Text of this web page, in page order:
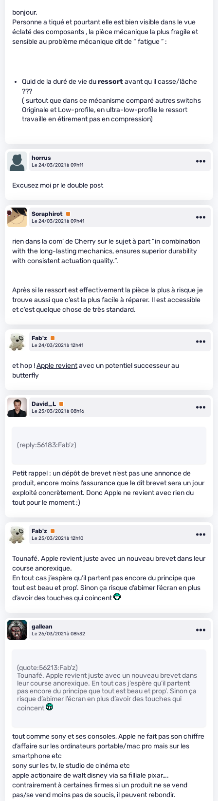
bonjour,
Personne a tiqué et pourtant elle est bien visible dans le vue
éclaté des composants , la pièce mécanique la plus fragile et
sensible au problème mécanique dit de “ fatigue ” :
Quid de la duré de vie duressortavant qu il casse/lâche
???
( surtout que dans ce mécanisme comparé autres switchs
Originale et Low-profile, en ultra-low-profile le ressort
travaille en étirement pas en compression)
horrus
Le 24/03/2021 à 09h11
Excusez moi pr le double post
Soraphirot Premium
Le 24/03/2021 à 09h41
rien dans la com’ de Cherry sur le sujet à part “in combination
with the long-lasting mechanics, ensures superior durability
with consistent actuation quality.”.
Après si le ressort est effectivement la pièce la plus à risque je
trouve aussi que c’est la plus facile à réparer. Il est accessible
et c’est quelque chose de très standard.
Fab'z Premium
Le 24/03/2021 à 12h41
et hop !Apple revientavec un potentiel successeur au
butterfly
David_L Premium
Le 25/03/2021 à 08h16
(reply:56183:Fab’z)
Petit rappel : un dépôt de brevet n’est pas une annonce de
produit, encore moins l’assurance que le dit brevet sera un jour
exploité concrètement. Donc Apple ne revient avec rien du
tout pour le moment ;)
Fab'z Premium
Le 25/03/2021 à 12h10
Tounafé. Apple revient juste avec un nouveau brevet dans leur
course anorexique.
En tout cas j’espère qu’il partent pas encore du principe que
tout est beau et prop’. Sinon ça risque d’abimer l’écran en plus
d’avoir des touches qui coincent
gallean
Le 26/03/2021 à 08h32
(quote:56213:Fab’z)
Tounafé. Apple revient juste avec un nouveau brevet dans
leur course anorexique. En tout cas j’espère qu’il partent
pas encore du principe que tout est beau et prop’. Sinon ça
risque d’abimer l’écran en plus d’avoir des touches qui
coincent
tout comme sony et ses consoles, Apple ne fait pas son chiffre
d’affaire sur les ordinateurs portable/mac pro mais sur les
smartphone etc
sony sur les tv, le studio de cinéma etc
apple actionaire de walt disney via sa filliale pixar….
contrairement à certaines firmes si un produit ne se vend
pas/se vend moins pas de soucis, il peuvent rebondir.